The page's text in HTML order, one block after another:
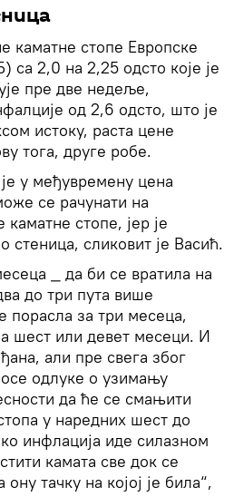
каматне стопе Европске
са 2,0 на 2,25 одсто које је
пре две недеље,
од 2,6 одсто, што је
истоку, раста цене
тога, друге робе.
у међувремену цена
се рачунати на
стопе, јер је
стеница, сликовит је Васић.
_ да би се вратила на
до три пута више
порасла за три месеца,
шест или девет месеци. И
али пре свега због
одлуке о узимању
да ће се смањити
у наредних шест до
инфлација иде силазном
камата све док се
тачку на којој је била“,